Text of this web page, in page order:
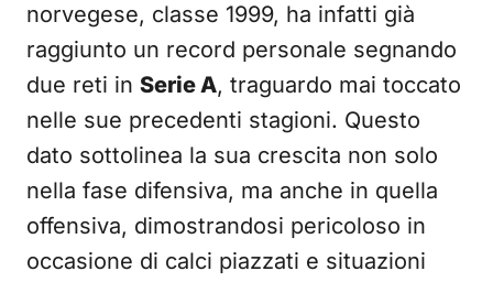
norvegese, classe 1999, ha infatti già
raggiunto un record personale segnando
due reti in Serie A, traguardo mai toccato
nelle sue precedenti stagioni. Questo
dato sottolinea la sua crescita non solo
nella fase difensiva, ma anche in quella
offensiva, dimostrandosi pericoloso in
occasione di calci piazzati e situazioni